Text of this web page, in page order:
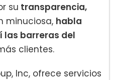
su transparencia,
minuciosa, habla
las barreras del
clientes.
Inc, ofrece servicios